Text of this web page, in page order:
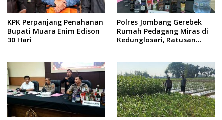
KPK Perpanjang Penahanan
Bupati Muara Enim Edison
30 Hari
Polres Jombang Gerebek
Rumah Pedagang Miras di
Kedunglosari, Ratusan